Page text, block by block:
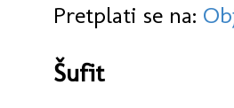
Pretplati se na:
Šufit